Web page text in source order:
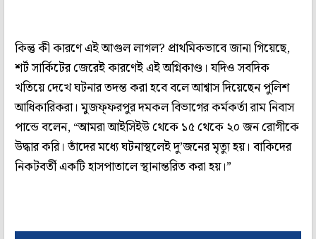
কিন্তু কী কারণে এই আগুল লাগল? প্রাথমিকভাবে জানা গিয়েছে,
শর্ট সার্কিটের জেরেই কারণেই এই অগ্নিকাণ্ড। যদিও সবদিক
খতিয়ে দেখে ঘটনার তদন্ত করা হবে বলে আশ্বাস দিয়েছেন পুলিশ
আধিকারিকরা। মুজফ্‌ফরপুর দমকল বিভাগের কর্মকর্তা রাম নিবাস
পান্ডে বলেন, “আমরা আইসিইউ থেকে ১৫ থেকে ২০ জন রোগীকে
উদ্ধার করি। তাঁদের মধ্যে ঘটনাস্থলেই দু’জনের মৃত্যু হয়। বাকিদের
নিকটবর্তী একটি হাসপাতালে স্থানান্তরিত করা হয়।”